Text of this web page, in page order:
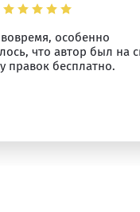
особенно
что автор был на
правок бесплатно.